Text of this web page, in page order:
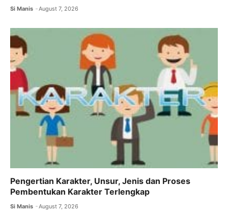
Si Manis August 7, 2026
Pengertian Karakter, Unsur, Jenis dan Proses
Pembentukan Karakter Terlengkap
Si Manis August 7, 2026